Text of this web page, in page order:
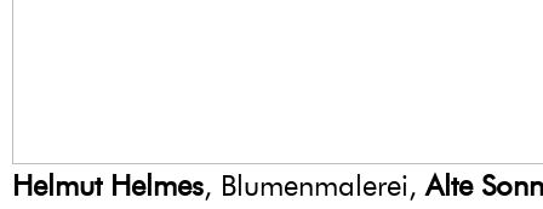
Helmut Helmes, Blumenmalerei,Alte